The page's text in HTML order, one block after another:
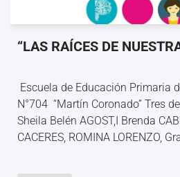
“LAS RAÍCES DE
Escuela de Educación Primaria
N°704 “Martín Coronado” Tres
Sheila Belén AGOST,I Brenda
CACERES, ROMINA LORENZO,